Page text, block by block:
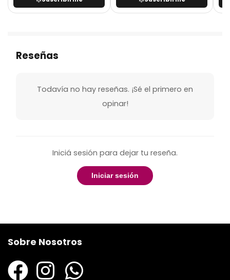
Reseñas
Todavía no hay reseñas. ¡Sé el primero en
opinar!
Iniciá sesión para dejar tu reseña.
Iniciar sesión
Sobre Nosotros